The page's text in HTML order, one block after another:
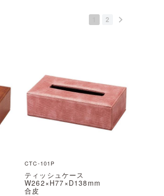
2
CTC-101P
ティッシュケース
W262×H77×D138mm
合皮